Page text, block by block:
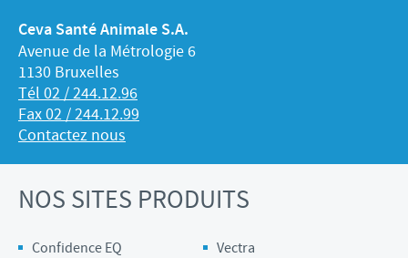
Ceva Santé Animale S.A.
Avenue de la Métrologie 6
1130 Bruxelles
Tél 02 / 244.12.96
Fax 02 / 244.12.99
Contactez nous
NOS SITES PRODUITS
Confidence EQ
Vectra